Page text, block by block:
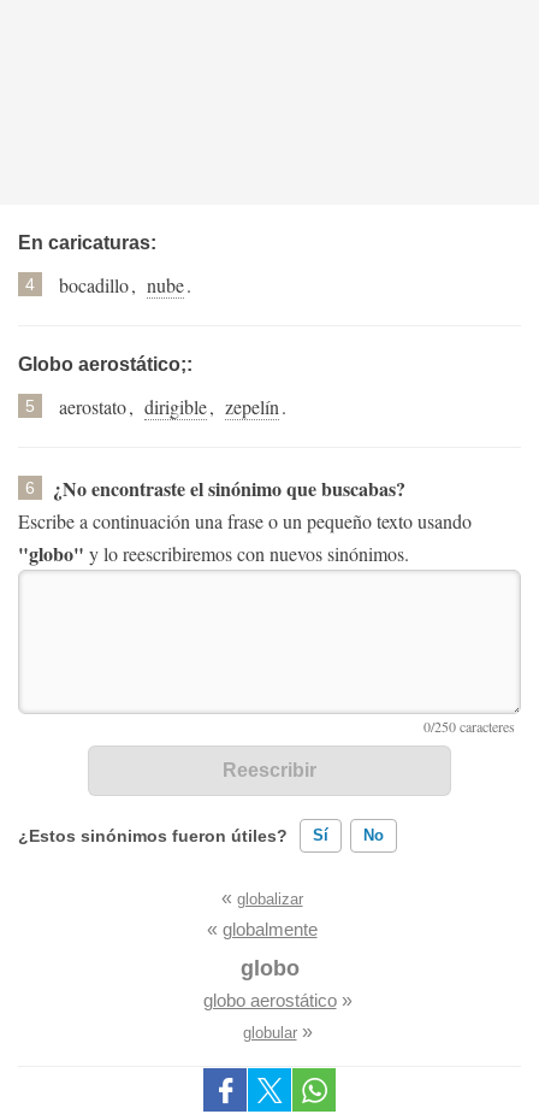
En caricaturas:
4 bocadillo, nube.
Globo aerostático;:
5 aerostato, dirigible, zepelín.
6 ¿No encontraste el sinónimo que buscabas?
Escribe a continuación una frase o un pequeño texto usando
"globo" y lo reescribiremos con nuevos sinónimos.
¿Estos sinónimos fueron útiles? Sí No
Existen sinónimos incorrectos
Ninguno de los sinónimos presentados me ayudó
« globalizar
« globalmente
globo
globo aerostático»
globular»